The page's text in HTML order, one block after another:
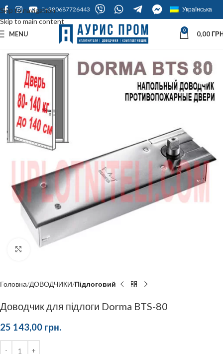
Skip to navigation
Skip to main content
+380687726443 Українська
MENU 0 0,00
Click to enlarge
Головна ДОВОДЧИКИ Підлоговий
Доводчик для підлоги Dorma BTS-80
25 143,00 грн.